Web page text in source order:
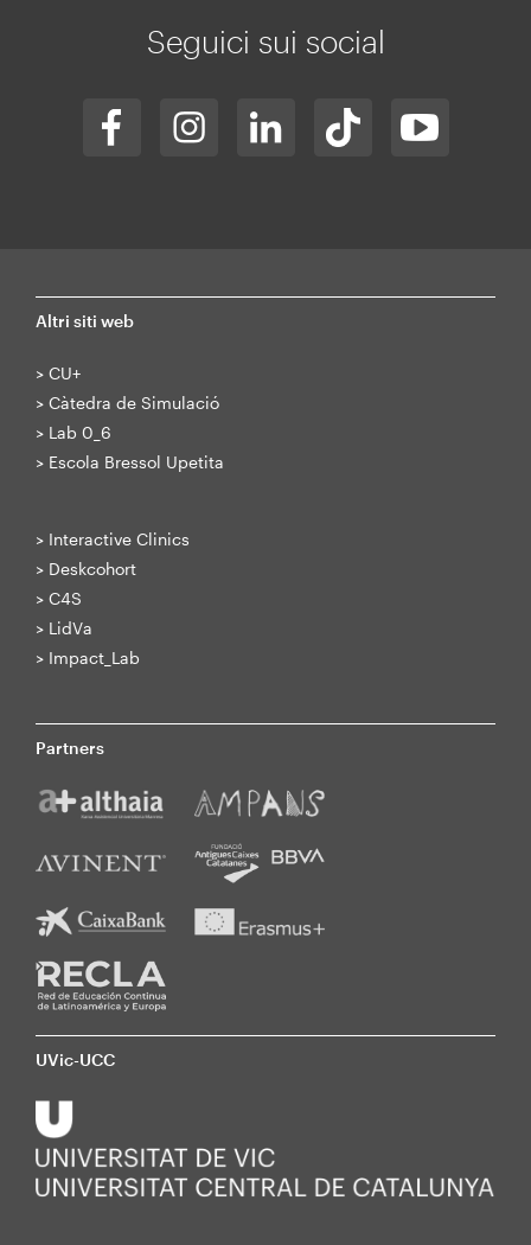
Seguici sui social
Altri siti web
> CU+
> Càtedra de Simulació
> Lab 0_6
> Escola Bressol Upetita
> Interactive Clinics
> Deskcohort
> C4S
> LidVa
> Impact_Lab
Partners
UVic-UCC